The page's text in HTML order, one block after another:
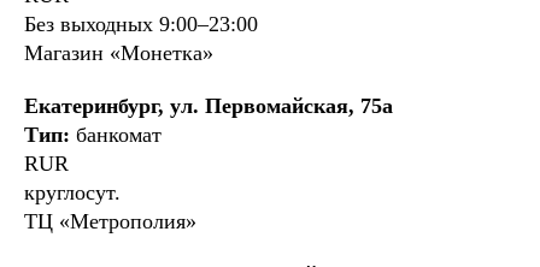
Без выходных 9:00–23:00
Магазин «Монетка»
Екатеринбург, ул. Первомайская, 75а
Тип: банкомат
RUR
круглосут.
ТЦ «Метрополия»